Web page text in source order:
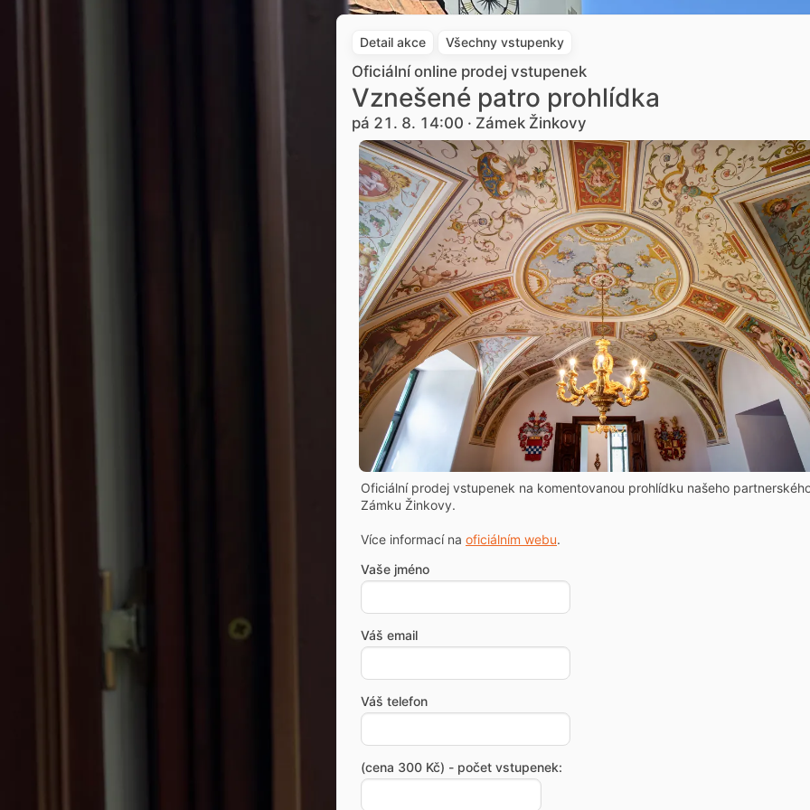
Detail akce Všechny vstupenky
Oficiální online prodej vstupenek
Vznešené patro prohlídka
pá 21. 8. 14:00 · Zámek Žinkovy
Oficiální prodej vstupenek na komentovanou prohlídku našeho
Zámku Žinkovy.
Více informací na oficiálním webu.
Vaše jméno
Váš email
Váš telefon
(cena 300 Kč) - počet vstupenek: